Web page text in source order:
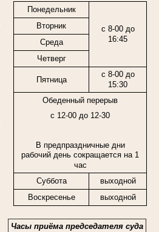
Понедельник
с 8-00 до
16:45
Вторник
Среда
Четверг
Пятница
с 8-00 до
15:30
Обеденный перерыв
с 12-00 до 12-30
В предпраздничные дни
рабочий день сокращается на 1
час
Суббота
выходной
Воскресенье
выходной
Часы приёма председателя суда